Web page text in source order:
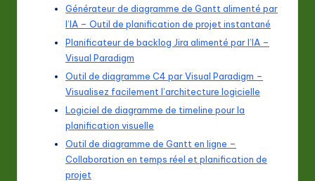
Générateur de diagramme de Gantt alimenté par
l’IA – Outil de planification de projet instantané
Planificateur de backlog Jira alimenté par l’IA –
Visual Paradigm
Outil de diagramme C4 par Visual Paradigm –
Visualisez facilement l’architecture logicielle
Logiciel de diagramme de timeline pour la
planification visuelle
Outil de diagramme de Gantt en ligne –
Collaboration en temps réel et planification de
projet